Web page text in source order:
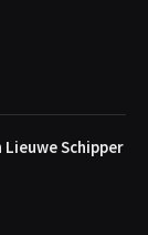
Lieuwe Schipper